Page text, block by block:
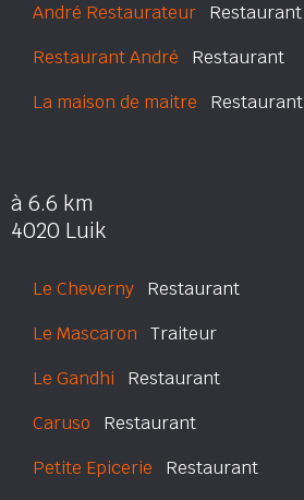
André Restaurateur Restaurant
Restaurant André Restaurant
La maison de maitre Restaurant
à 6.6 km
4020 Luik
Le Cheverny Restaurant
Le Mascaron Traiteur
Le Gandhi Restaurant
Caruso Restaurant
Petite Epicerie Restaurant